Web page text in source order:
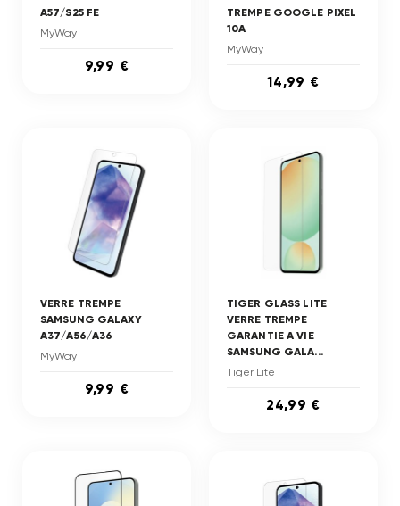
A57/S25 FE
MyWay
9,99 €
TREMPE GOOGLE PIXEL
10A
MyWay
14,99 €
VERRE TREMPE
SAMSUNG GALAXY
A37/A56/A36
MyWay
9,99 €
TIGER GLASS LITE
VERRE TREMPE
GARANTIE A VIE
SAMSUNG GALA...
Tiger Lite
24,99 €